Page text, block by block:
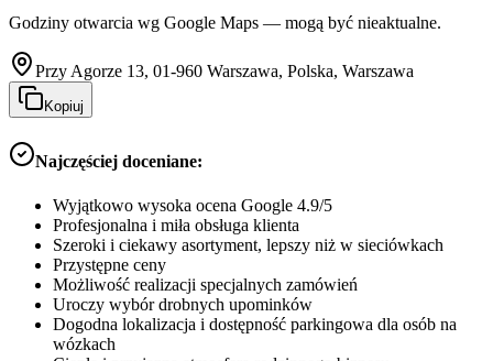
Godziny otwarcia wg Google Maps — mogą być nieaktualne.
Przy Agorze 13, 01-960 Warszawa, Polska, Warszawa
Kopiuj
Najczęściej doceniane:
Wyjątkowo wysoka ocena Google 4.9/5
Profesjonalna i miła obsługa klienta
Szeroki i ciekawy asortyment, lepszy niż w sieciówkach
Przystępne ceny
Możliwość realizacji specjalnych zamówień
Uroczy wybór drobnych upominków
Dogodna lokalizacja i dostępność parkingowa dla osób na
wózkach